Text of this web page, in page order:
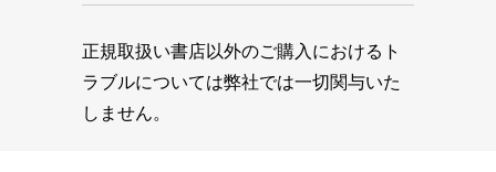
正規取扱い書店以外のご購入におけるト
ラブルについては弊社では一切関与いた
しません。